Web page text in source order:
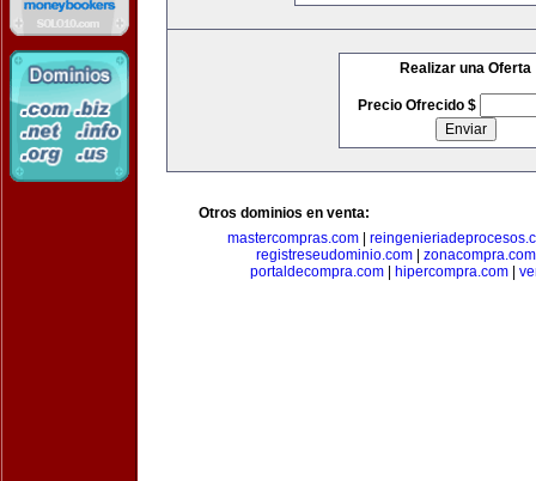
Realizar una Oferta
Precio Ofrecido $
Otros dominios en venta:
mastercompras.com
registreseudominio.com
zonacompra.com
portaldecompra.com
hipercompra.com